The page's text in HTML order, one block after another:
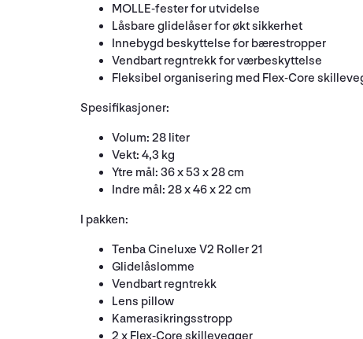
MOLLE-fester for utvidelse
Låsbare glidelåser for økt sikkerhet
Innebygd beskyttelse for bærestropper
Vendbart regntrekk for værbeskyttelse
Fleksibel organisering med Flex-Core
Spesifikasjoner:
Volum: 28 liter
Vekt: 4,3 kg
Ytre mål: 36 x 53 x 28 cm
Indre mål: 28 x 46 x 22 cm
I pakken:
Tenba Cineluxe V2 Roller 21
Glidelåslomme
Vendbart regntrekk
Lens pillow
Kamerasikringsstropp